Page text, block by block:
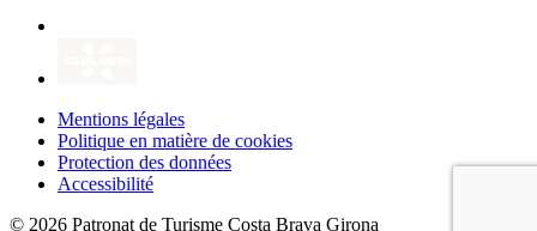
Mentions légales
Politique en matière de cookies
Protection des données
Accessibilité
© 2026 Patronat de Turisme Costa Brava Girona